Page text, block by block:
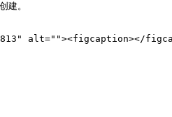
建。
alt=""><figcaption></